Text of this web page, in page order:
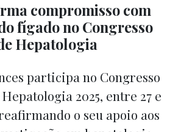
compromisso com
fígado no Congresso
Hepatologia
participa no Congresso
2025, entre 27 e
o seu apoio aos